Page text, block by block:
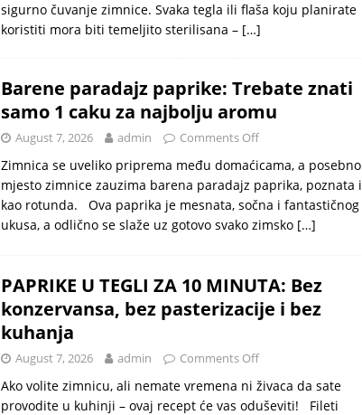
sigurno čuvanje zimnice. Svaka tegla ili flaša koju planirate
koristiti mora biti temeljito sterilisana – […]
Barene paradajz paprike: Trebate znati
samo 1 caku za najbolju aromu
August 7, 2026 admin Comments Off
Zimnica se uveliko priprema među domaćicama, a posebno
mjesto zimnice zauzima barena paradajz paprika, poznata i
kao rotunda. Ova paprika je mesnata, sočna i fantastičnog
ukusa, a odlično se slaže uz gotovo svako zimsko […]
PAPRIKE U TEGLI ZA 10 MINUTA: Bez
konzervansa, bez pasterizacije i bez
kuhanja
August 7, 2026 admin Comments Off
Ako volite zimnicu, ali nemate vremena ni živaca da sate
provodite u kuhinji – ovaj recept će vas oduševiti! Fileti